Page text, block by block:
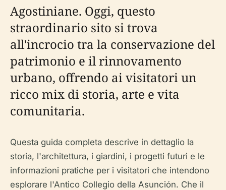
Agostiniane. Oggi, questo
straordinario sito si trova
all'incrocio tra la conservazione del
patrimonio e il rinnovamento
urbano, offrendo ai visitatori un
ricco mix di storia, arte e vita
comunitaria.
Questa guida completa descrive in dettaglio la
storia, l'architettura, i giardini, i progetti futuri e le
informazioni pratiche per i visitatori che intendono
esplorare l'Antico Collegio della Asunción. Che il